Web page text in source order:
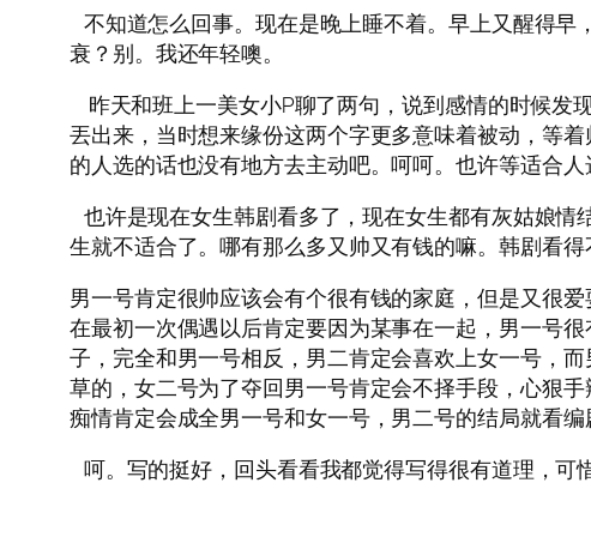
不知道怎么回事。现在是晚上睡不着。早上又醒得
衰？别。我还年轻噢。
昨天和班上一美女小P聊了两句，说到感情的时候发
丟出来，当时想来缘份这两个字更多意味着被动，等
的人选的话也没有地方去主动吧。呵呵。也许等适合人
也许是现在女生韩剧看多了，现在女生都有灰姑娘
生就不适合了。哪有那么多又帅又有钱的嘛。韩剧看
男一号肯定很帅应该会有个很有钱的家庭，但是又很
在最初一次偶遇以后肯定要因为某事在一起，男一号
子，完全和男一号相反，男二肯定会喜欢上女一号，
草的，女二号为了夺回男一号肯定会不择手段，心狠
痴情肯定会成全男一号和女一号，男二号的结局就看
呵。写的挺好，回头看看我都觉得写得很有道理，可